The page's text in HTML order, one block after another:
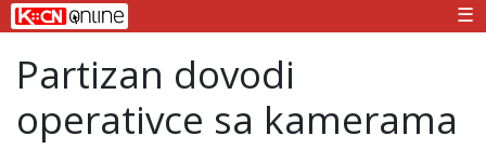
☰
Partizan dovodi
operativce sa kamerama